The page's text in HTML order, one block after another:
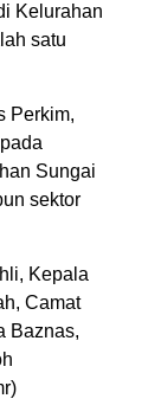
Kelurahan
satu
Perkim,
Sungai
sektor
Kepala
Camat
Baznas,